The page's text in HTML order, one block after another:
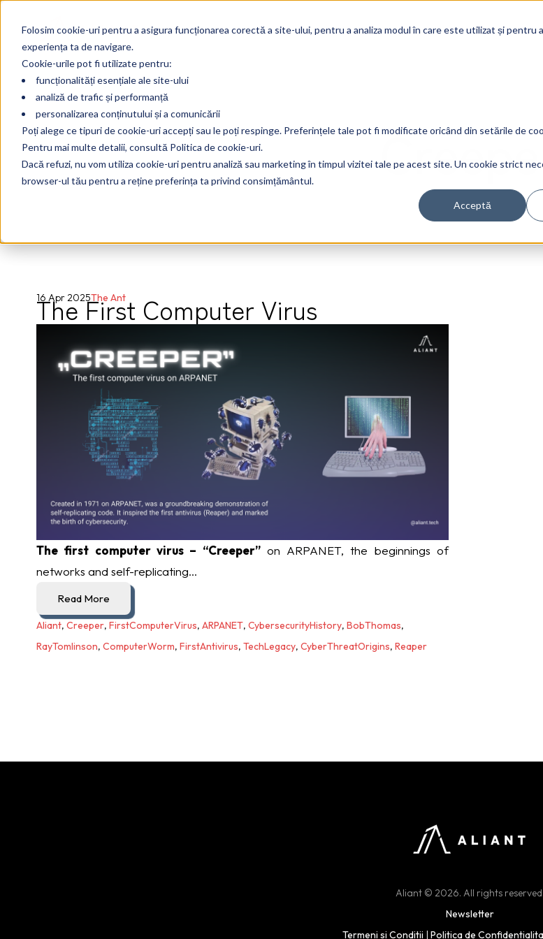
Folosim cookie-uri pentru a asigura funcționarea corectă a site-ului, pentru a analiza modul în care este utilizat și pentru
experiența ta de navigare.
Cookie-urile pot fi utilizate pentru:
funcționalități esențiale ale site-ului
analiză de trafic și performanță
personalizarea conținutului și a comunicării
Poți alege ce tipuri de cookie-uri accepți sau le poți respinge. Preferințele tale pot fi modificate oricând din setările de
Pentru mai multe detalii, consultă Politica de cookie-uri.
Dacă refuzi, nu vom utiliza cookie-uri pentru analiză sau marketing în timpul vizitei tale pe acest site. Un cookie strict
browser-ul tău pentru a reține preferința ta privind consimțământul.
Acceptă
The First Computer Virus
16 Apr 2025The Ant
The first computer virus – “Creeper”on ARPANET, the beginnings of
networks and self-replicating...
Read More
Aliant, Creeper, FirstComputerVirus, ARPANET, CybersecurityHistory, BobThomas,
RayTomlinson, ComputerWorm, FirstAntivirus, TechLegacy, CyberThreatOrigins, Reaper
Aliant © 2026. All rights reserved.
Newsletter
Termeni si Conditii | Politica de